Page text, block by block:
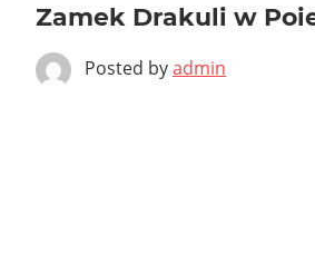
Zamek Drakuli w
Posted byadmin